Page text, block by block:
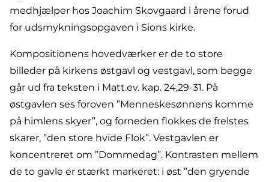
medhjælper hos Joachim Skovgaard i årene forud
for udsmykningsopgaven i Sions kirke.
Kompositionens hovedværker er de to store
billeder på kirkens østgavl og vestgavl, som begge
går ud fra teksten i Matt.ev. kap. 24,29-31. På
østgavlen ses foroven ”Menneskesønnens komme
på himlens skyer”, og forneden flokkes de frelstes
skarer, ”den store hvide Flok”. Vestgavlen er
koncentreret om ”Dommedag”. Kontrasten mellem
de to gavle er stærkt markeret: i øst ”den gryende